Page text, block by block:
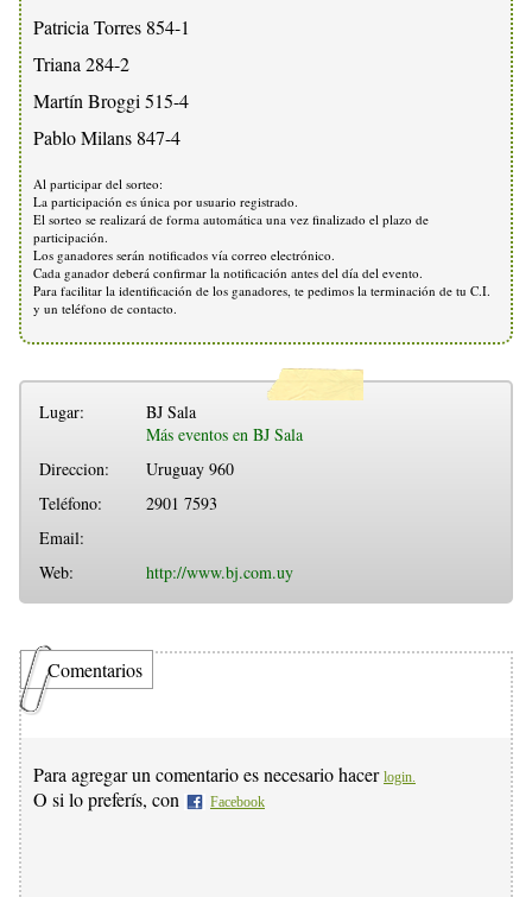
Patricia Torres 854-1
Triana 284-2
Martín Broggi 515-4
Pablo Milans 847-4
Al participar del sorteo:
La participación es única por usuario registrado.
El sorteo se realizará de forma automática una vez finalizado el plazo de
participación.
Los ganadores serán notificados vía correo electrónico.
Cada ganador deberá confirmar la notificación antes del día del evento.
Para facilitar la identificación de los ganadores, te pedimos la terminación de tu C.I.
y un teléfono de contacto.
Lugar:
BJ Sala
Más eventos en BJ Sala
Direccion:
Uruguay 960
Teléfono:
2901 7593
Email:
Web:
http://www.bj.com.uy
Comentarios
Para agregar un comentario es necesario hacer login.
O si lo preferís, con Facebook